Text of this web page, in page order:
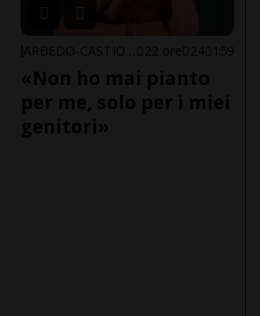
22 ore 24 159
«Non ho mai pianto
per me, solo per i miei
genitori»